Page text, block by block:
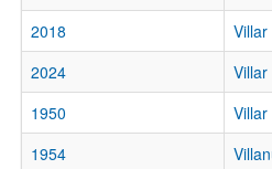
2018
2024
1950
1954